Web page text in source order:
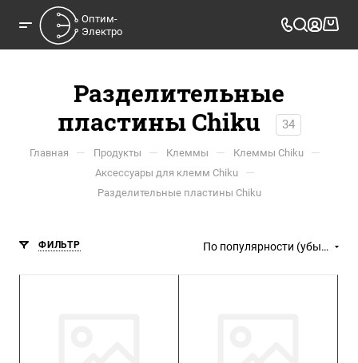
Оптим-
Электро
Разделительные
пластины Chiku
34
Главная — Продукты — Клеммы — Клеммы Chiku —
Аксессуары для клемм Chiku —
Разделительные пластины Chiku
ФИЛЬТР По популярности (убывание)